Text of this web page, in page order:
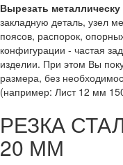
Вырезать
закладную деталь, узел
поясов, распорок,
конфигурации - частая
изделии. При этом Вы
размера, без
(например: Лист 12 мм
РЕЗКА
20 ММ